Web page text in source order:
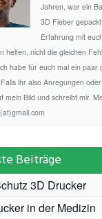
Jahren, war ein
3D Fieber
Erfahrung mit
helfen, nicht die gleichen
habe für euch mal ein
ihr also Anregungen
mein Bild und schreibt mir.
Beiträge
3D Drucker
in der Medizin